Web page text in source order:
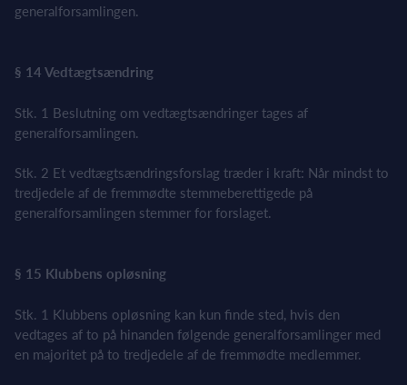
generalforsamlingen.
§ 14 Vedtægtsændring
Stk. 1 Beslutning om vedtægtsændringer tages af
generalforsamlingen.
Stk. 2 Et vedtægtsændringsforslag træder i kraft: Når mindst to
tredjedele af de fremmødte stemmeberettigede på
generalforsamlingen stemmer for forslaget.
§ 15 Klubbens opløsning
Stk. 1 Klubbens opløsning kan kun finde sted, hvis den
vedtages af to på hinanden følgende generalforsamlinger med
en majoritet på to tredjedele af de fremmødte medlemmer.